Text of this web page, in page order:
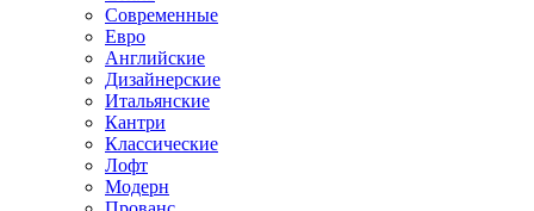
Современные
Евро
Английские
Дизайнерские
Итальянские
Кантри
Классические
Лофт
Модерн